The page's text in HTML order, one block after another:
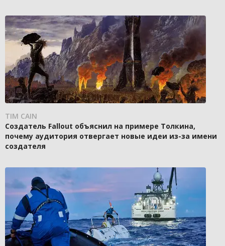
TIM CAIN
Создатель Fallout объяснил на примере Толкина,
почему аудитория отвергает новые идеи из-за имени
создателя